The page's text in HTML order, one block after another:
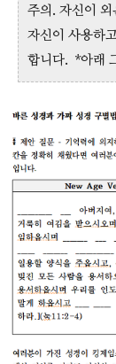
주의. 자신이
자신이 사용하
합니다. *아래